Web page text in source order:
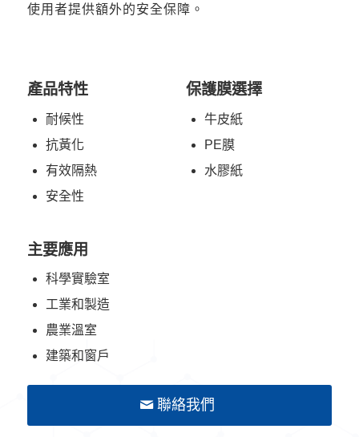
使用者提供額外的安全保障。
產品特性
耐候性
抗黃化
有效隔熱
安全性
保護膜選擇
牛皮紙
PE膜
水膠紙
主要應用
科學實驗室
工業和製造
農業溫室
建築和窗戶
聯絡我們